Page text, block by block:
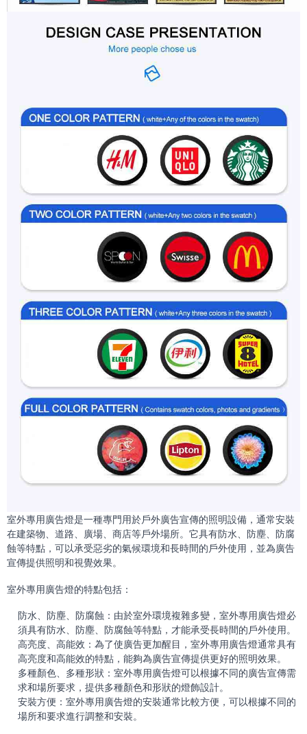
室外專用廣告燈是一種專門用於戶外廣告宣傳的照明設備，通常安裝
在建築物、道路、廣場、商店等戶外場所。它具有防水、防塵、防腐
蝕等特點，可以承受惡劣的氣候環境和長時間的戶外使用，並為廣告
宣傳提供照明和視覺效果。
室外專用廣告燈的特點包括：
防水、防塵、防腐蝕：由於室外環境複雜多變，室外專用廣告燈必
須具有防水、防塵、防腐蝕等特點，才能承受長時間的戶外使用。
高亮度、高能效：為了使廣告更加醒目，室外專用廣告燈通常具有
高亮度和高能效的特點，能夠為廣告宣傳提供更好的照明效果。
多種顏色、多種形狀：室外專用廣告燈可以根據不同的廣告宣傳需
求和場所要求，提供多種顏色和形狀的燈飾設計。
安裝方便：室外專用廣告燈的安裝通常比較方便，可以根據不同的
場所和要求進行調整和安裝。